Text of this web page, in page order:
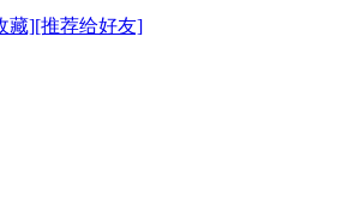
藏][推荐给好友]